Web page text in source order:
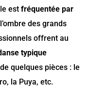
est fréquentée par
des grands
offrent au
typique
quelques pièces : le
la Puya, etc.